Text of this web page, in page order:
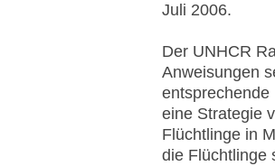
Juli 2006.
Der UNHCR
Anweisungen
entsprechende
eine Strategie
Flüchtlinge in
die Flüchtlinge